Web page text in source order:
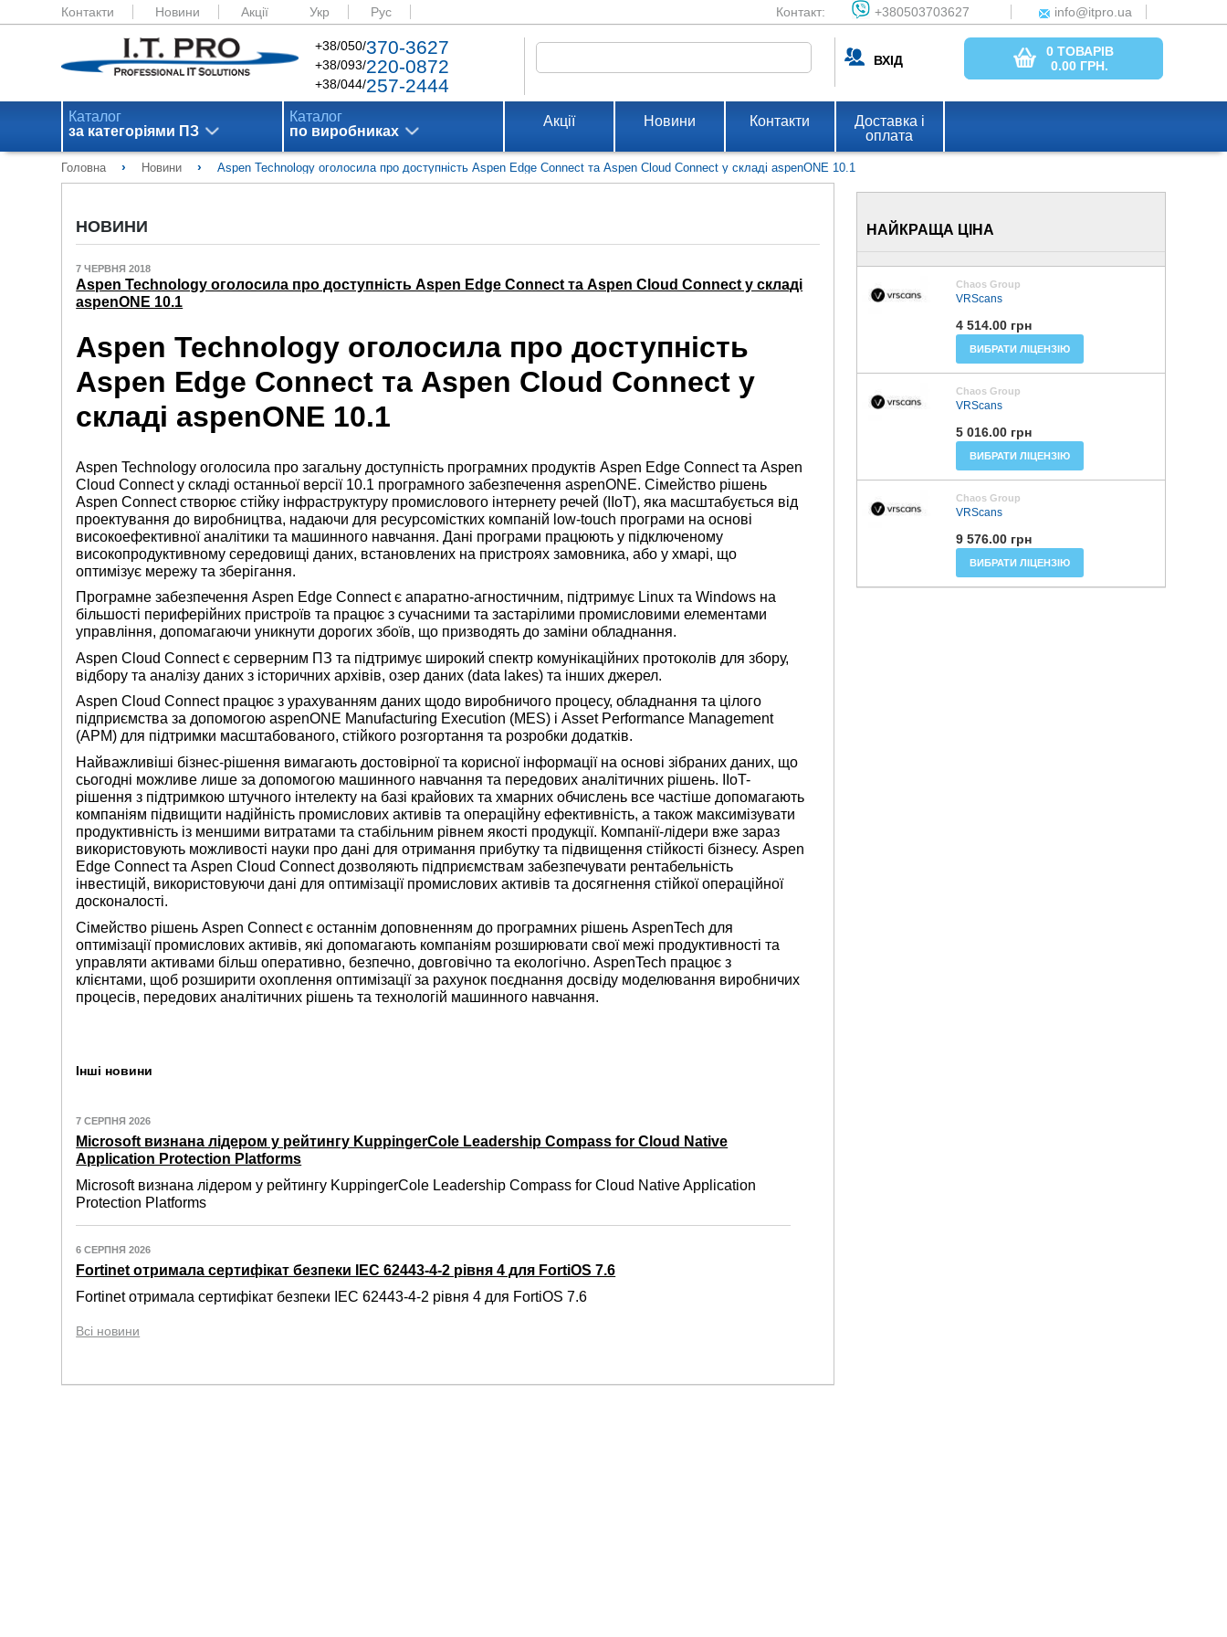
Контакти Новини Акції Укр Рус Контакт: +380503703627 info@itpro.ua
+38/050/370-3627
+38/093/220-0872
+38/044/257-2444
ВХІД
0 ТОВАРІВ
0.00 ГРН.
Каталог
за категоріями ПЗ
Каталог
по виробниках
Акції Новини Контакти
Доставка і
оплата
Головна › Новини › Aspen Technology оголосила про доступність Aspen Edge Connect та Aspen Cloud Connect у складі aspenONE 10.1
НОВИНИ
7 ЧЕРВНЯ 2018
Aspen Technology оголосила про доступність Aspen Edge Connect та Aspen Cloud Connect у складі
aspenONE 10.1
Aspen Technology оголосила про доступність
Aspen Edge Connect та Aspen Cloud Connect у
складі aspenONE 10.1
Aspen Technology оголосила про загальну доступність програмних продуктів Aspen Edge Connect та Aspen
Cloud Connect у складі останньої версії 10.1 програмного забезпечення aspenONE. Сімейство рішень
Aspen Connect створює стійку інфраструктуру промислового інтернету речей (IIoT), яка масштабується від
проектування до виробництва, надаючи для ресурсомістких компаній low-touch програми на основі
високоефективної аналітики та машинного навчання. Дані програми працюють у підключеному
високопродуктивному середовищі даних, встановлених на пристроях замовника, або у хмарі, що
оптимізує мережу та зберігання.
Програмне забезпечення Aspen Edge Connect є апаратно-агностичним, підтримує Linux та Windows на
більшості периферійних пристроїв та працює з сучасними та застарілими промисловими елементами
управління, допомагаючи уникнути дорогих збоїв, що призводять до заміни обладнання.
Aspen Cloud Connect є серверним ПЗ та підтримує широкий спектр комунікаційних протоколів для збору,
відбору та аналізу даних з історичних архівів, озер даних (data lakes) та інших джерел.
Aspen Cloud Connect працює з урахуванням даних щодо виробничого процесу, обладнання та цілого
підприємства за допомогою aspenONE Manufacturing Execution (MES) і Asset Performance Management
(APM) для підтримки масштабованого, стійкого розгортання та розробки додатків.
Найважливіші бізнес-рішення вимагають достовірної та корисної інформації на основі зібраних даних, що
сьогодні можливе лише за допомогою машинного навчання та передових аналітичних рішень. IIoT-
рішення з підтримкою штучного інтелекту на базі крайових та хмарних обчислень все частіше допомагають
компаніям підвищити надійність промислових активів та операційну ефективність, а також максимізувати
продуктивність із меншими витратами та стабільним рівнем якості продукції. Компанії-лідери вже зараз
використовують можливості науки про дані для отримання прибутку та підвищення стійкості бізнесу. Aspen
Edge Connect та Aspen Cloud Connect дозволяють підприємствам забезпечувати рентабельність
інвестицій, використовуючи дані для оптимізації промислових активів та досягнення стійкої операційної
досконалості.
Сімейство рішень Aspen Connect є останнім доповненням до програмних рішень AspenTech для
оптимізації промислових активів, які допомагають компаніям розширювати свої межі продуктивності та
управляти активами більш оперативно, безпечно, довговічно та екологічно. AspenTech працює з
клієнтами, щоб розширити охоплення оптимізації за рахунок поєднання досвіду моделювання виробничих
процесів, передових аналітичних рішень та технологій машинного навчання.
Інші новини
7 СЕРПНЯ 2026
Microsoft визнана лідером у рейтингу KuppingerCole Leadership Compass for Cloud Native
Application Protection Platforms
Microsoft визнана лідером у рейтингу KuppingerCole Leadership Compass for Cloud Native Application
Protection Platforms
6 СЕРПНЯ 2026
Fortinet отримала сертифікат безпеки IEC 62443-4-2 рівня 4 для FortiOS 7.6
Fortinet отримала сертифікат безпеки IEC 62443-4-2 рівня 4 для FortiOS 7.6
Всі новини
НАЙКРАЩА ЦІНА
Chaos Group
VRScans
4 514.00 грн
ВИБРАТИ ЛІЦЕНЗІЮ
Chaos Group
VRScans
5 016.00 грн
ВИБРАТИ ЛІЦЕНЗІЮ
Chaos Group
VRScans
9 576.00 грн
ВИБРАТИ ЛІЦЕНЗІЮ